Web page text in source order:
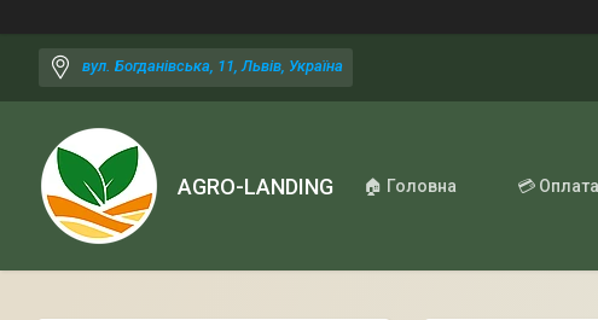
вул. Богданівська, 11, Львів, Україна
AGRO-LANDING 🏠 Головна 💳